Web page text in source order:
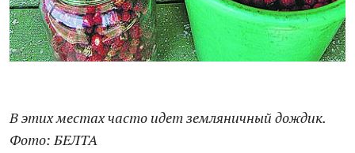
В этих местах часто идет земляничный дождик.
Фото: БЕЛТА